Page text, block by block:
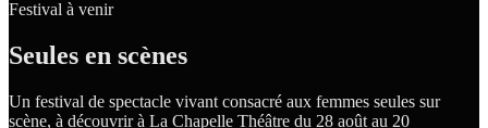
Festival à venir
Seules en scènes
Un festival de spectacle vivant consacré aux femmes seules sur
scène, à découvrir à La Chapelle Théâtre du 28 août au 20